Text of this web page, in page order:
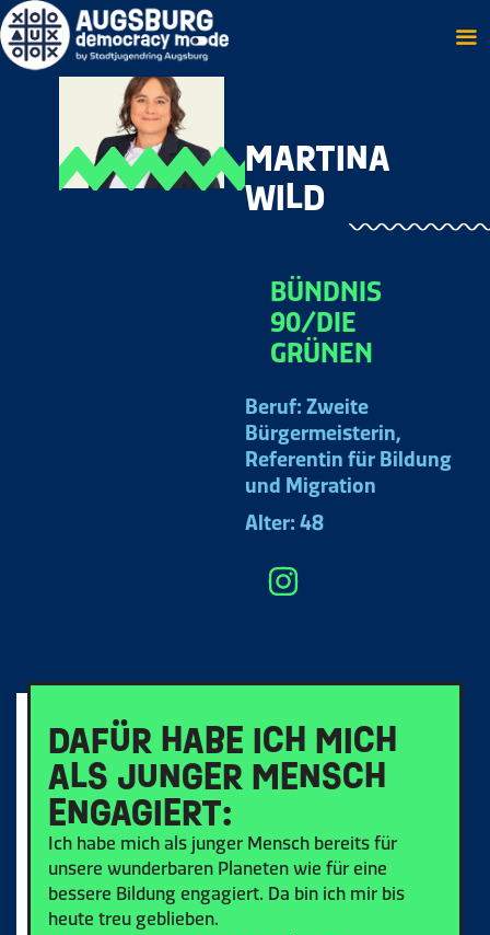
Skip
to
content
MARTINA
WILD
BÜNDNIS
90/DIE
GRÜNEN
Beruf: Zweite
Bürgermeisterin,
Referentin für Bildung
und Migration
Alter: 48
DAFÜR HABE ICH MICH
ALS JUNGER MENSCH
ENGAGIERT:
Ich habe mich als junger Mensch bereits für
unsere wunderbaren Planeten wie für eine
bessere Bildung engagiert. Da bin ich mir bis
heute treu geblieben.